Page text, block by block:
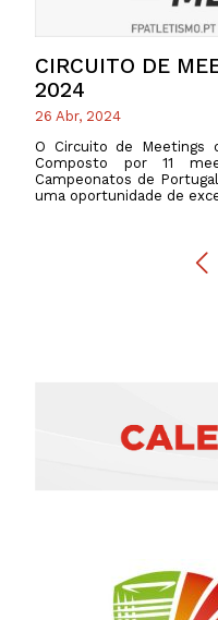
CIRCUITO DE
2024
26 Abr, 2024
O Circuito de Meetings
Composto por 11
Campeonatos de
uma oportunidade de